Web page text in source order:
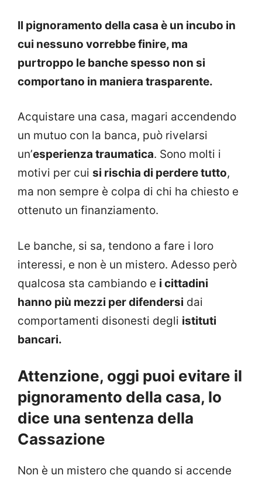
Il pignoramento della casa è un incubo in
cui nessuno vorrebbe finire, ma
purtroppo le banche spesso non si
comportano in maniera trasparente.
Acquistare una casa, magari accendendo
un mutuo con la banca, può rivelarsi
un’esperienza traumatica. Sono molti i
motivi per cui si rischia di perdere tutto,
ma non sempre è colpa di chi ha chiesto e
ottenuto un finanziamento.
Le banche, si sa, tendono a fare i loro
interessi, e non è un mistero. Adesso però
qualcosa sta cambiando e i cittadini
hanno più mezzi per difendersi dai
comportamenti disonesti degli istituti
bancari.
Attenzione, oggi puoi evitare il
pignoramento della casa, lo
dice una sentenza della
Cassazione
Non è un mistero che quando si accende